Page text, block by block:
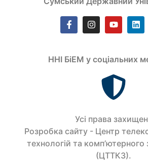
ННІ БіЕМ у соціальних
Усi права
Розробка сайту - Центр
технологій та комп’ютерного
(ЦТТКЗ).